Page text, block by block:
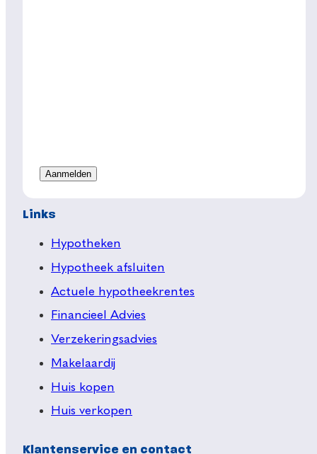
Links
Hypotheken
Hypotheek afsluiten
Actuele hypotheekrentes
Financieel Advies
Verzekeringsadvies
Makelaardij
Huis kopen
Huis verkopen
Klantenservice en contact